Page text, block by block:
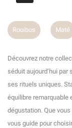
Maté Tisanes
Découvrez notre
séduit aujourd’hui
ses rituels uniques.
équilibre remarquable
dégustation. Que
vous guide pour